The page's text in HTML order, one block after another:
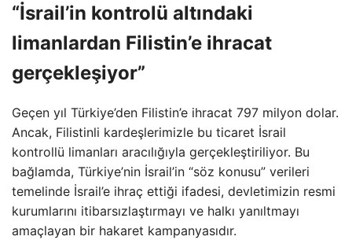
“İsrail’in kontrolü altındaki
limanlardan Filistin’e ihracat
gerçekleşiyor”
Geçen yıl Türkiye’den Filistin’e ihracat 797 milyon dolar.
Ancak, Filistinli kardeşlerimizle bu ticaret İsrail
kontrollü limanları aracılığıyla gerçekleştiriliyor. Bu
bağlamda, Türkiye’nin İsrail’in “söz konusu” verileri
temelinde İsrail’e ihraç ettiği ifadesi, devletimizin resmi
kurumlarını itibarsızlaştırmayı ve halkı yanıltmayı
amaçlayan bir hakaret kampanyasıdır.